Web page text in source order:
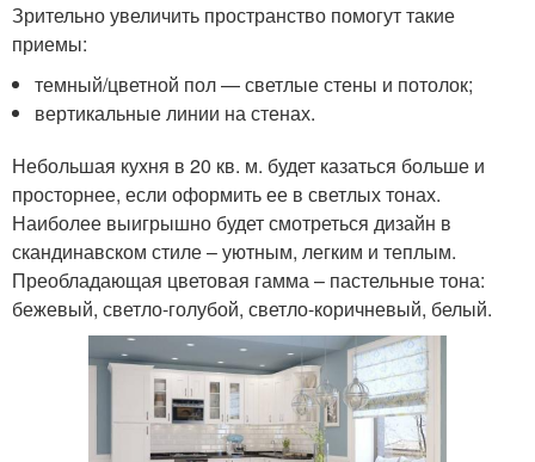
Зрительно увеличить пространство помогут такие
приемы:
темный/цветной пол — светлые стены и потолок;
вертикальные линии на стенах.
Небольшая кухня в 20 кв. м. будет казаться больше и
просторнее, если оформить ее в светлых тонах.
Наиболее выигрышно будет смотреться дизайн в
скандинавском стиле – уютным, легким и теплым.
Преобладающая цветовая гамма – пастельные тона:
бежевый, светло-голубой, светло-коричневый, белый.